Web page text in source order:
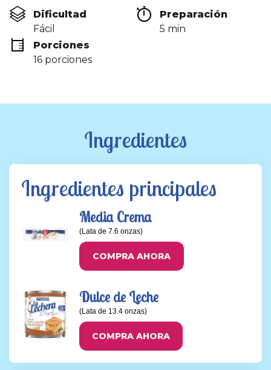
5
estrellas,
valor
medio
de
valoración.
Read
en
Dificultad
Fácil
Preparación
5 min
Porciones
16 porciones
Ingredientes
Ingredientes principales
Media Crema
(Lata de 7.6 onzas)
COMPRA AHORA
Dulce de Leche
(Lata de 13.4 onzas)
COMPRA AHORA